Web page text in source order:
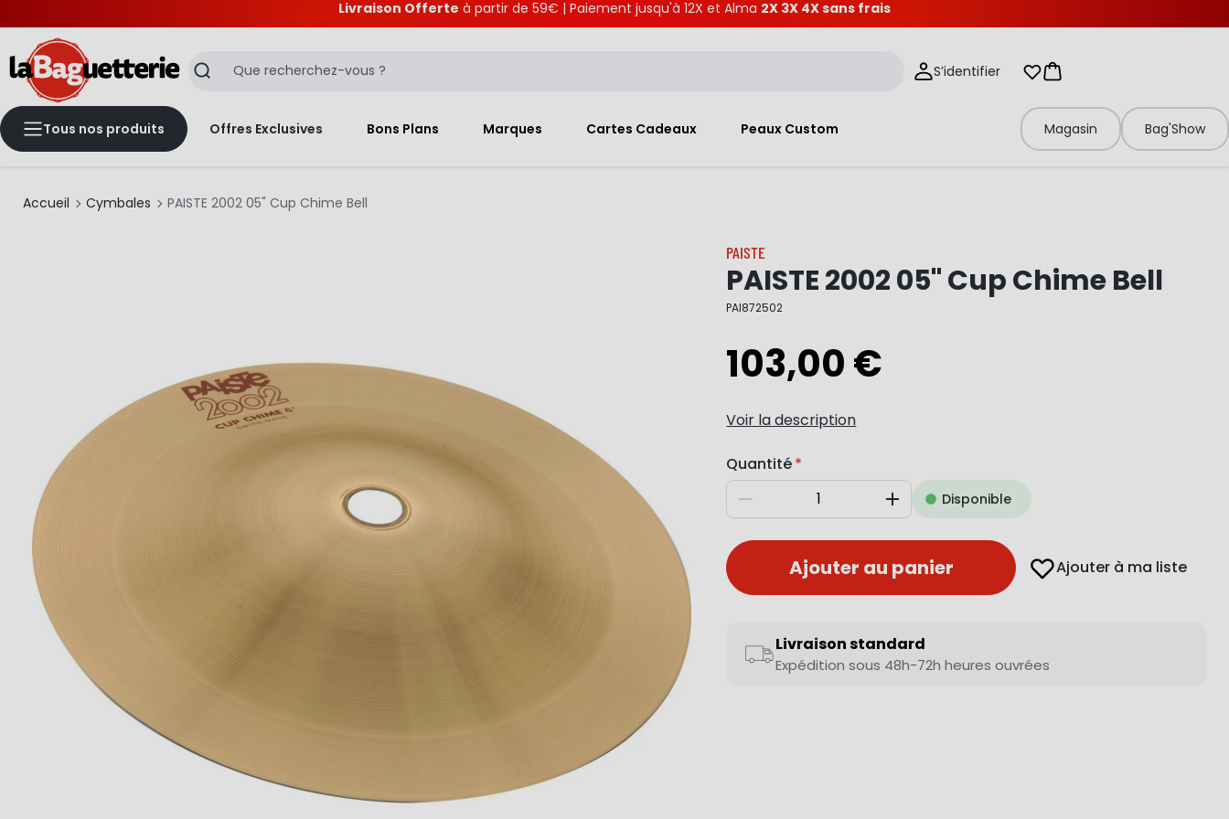
Livraison Offerte à partir de 59€ | Paiement jusqu'à 12X et Alma 2X 3X 4X sans frais
Recherche S’identifier Mes listes d'envies
Panier
Tous nos produits Offres Exclusives Bons Plans Marques Cartes Cadeaux Peaux Custom Magasin Bag'Show
Accueil Cymbales PAISTE 2002 05" Cup Chime Bell
PAISTE
PAISTE 2002 05" Cup Chime Bell
PAI872502
103,00 €
Voir la description
Quantité
Diminuer AugmenterDisponible
Ajouter au panier Ajouter à ma liste
Livraison standard
Expédition sous 48h-72h heures ouvrées